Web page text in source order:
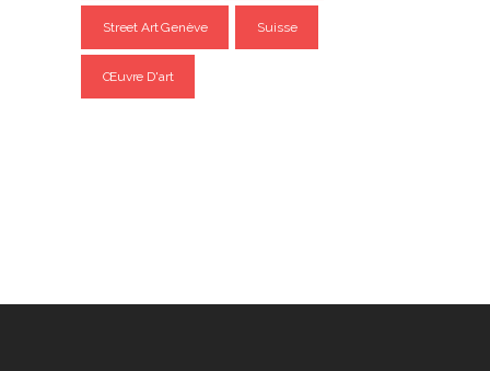
Street Art Genève Suisse
Œuvre D'art